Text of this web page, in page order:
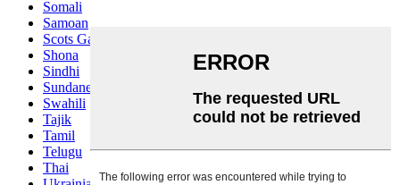
Somali
Samoan
Scots Gaelic
Shona
Sindhi
Sundanese
Swahili
Tajik
Tamil
Telugu
Thai